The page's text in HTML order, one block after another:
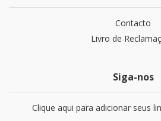
Contacto
Livro de
Siga-nos
Clique aqui para adicionar seus